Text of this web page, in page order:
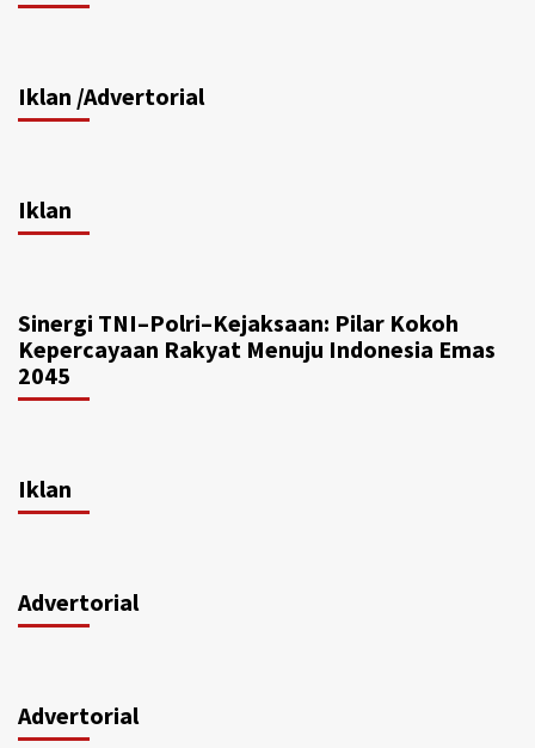
Iklan /Advertorial
Iklan
Sinergi TNI–Polri–Kejaksaan: Pilar Kokoh
Kepercayaan Rakyat Menuju Indonesia Emas
2045
Iklan
Advertorial
Advertorial